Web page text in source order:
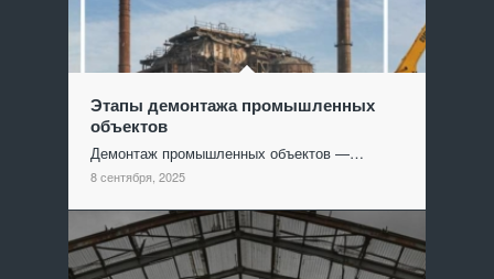
Этапы демонтажа промышленных
объектов
Демонтаж промышленных объектов —…
8 сентября, 2025